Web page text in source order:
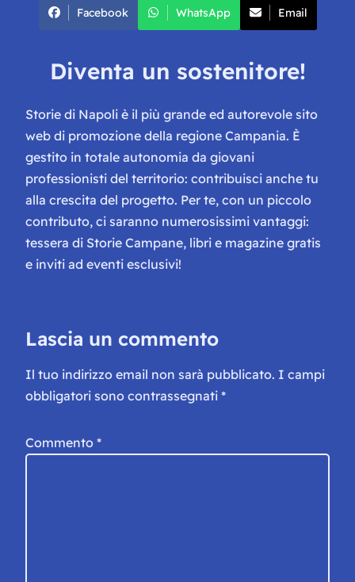
Facebook WhatsApp Email
Diventa un sostenitore!
Storie di Napoli è il più grande ed autorevole sito
web di promozione della regione Campania. È
gestito in totale autonomia da giovani
professionisti del territorio: contribuisci anche tu
alla crescita del progetto. Per te, con un piccolo
contributo, ci saranno numerosissimi vantaggi:
tessera di Storie Campane, libri e magazine gratis
e inviti ad eventi esclusivi!
Lascia un commento
Il tuo indirizzo email non sarà pubblicato. I campi
obbligatori sono contrassegnati *
Commento *